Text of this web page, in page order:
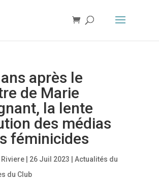
après le
de Marie
la lente
des médias
féminicides
Riviere| 26 Juil 2023
Actualités du
du Club